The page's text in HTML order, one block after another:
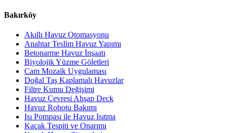
Bakırköy
Akıllı Havuz Otomasyonu
Anahtar Teslim Havuz Yapımı
Betonarme Havuz İnşaatı
Biyolojik Yüzme Göletleri
Cam Mozaik Uygulaması
Doğal Taş Kaplamalı Havuzlar
Filtre Kumu Değişimi
Havuz Çevresi Ahşap Deck
Havuz Robotu Bakımı
Isı Pompası ile Havuz Isıtma
Kaçak Tespiti ve Onarımı